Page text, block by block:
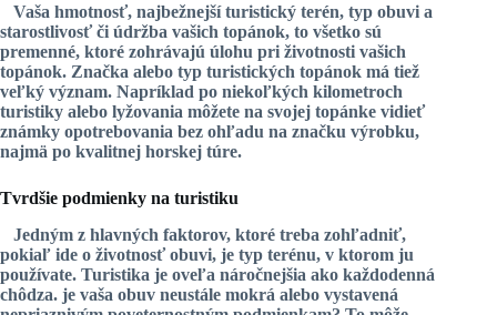
Vaša hmotnosť, najbežnejší turistický terén, typ obuvi a
starostlivosť či údržba vašich topánok, to všetko sú
premenné, ktoré zohrávajú úlohu pri životnosti vašich
topánok. Značka alebo typ turistických topánok má tiež
veľký význam. Napríklad po niekoľkých kilometroch
turistiky alebo lyžovania môžete na svojej topánke vidieť
známky opotrebovania bez ohľadu na značku výrobku,
najmä po kvalitnej horskej túre.
Tvrdšie podmienky na turistiku
Jedným z hlavných faktorov, ktoré treba zohľadniť,
pokiaľ ide o životnosť obuvi, je typ terénu, v ktorom ju
používate. Turistika je oveľa náročnejšia ako každodenná
chôdza. je vaša obuv neustále mokrá alebo vystavená